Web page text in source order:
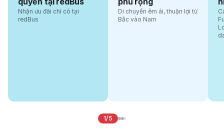
Nhận ưu đãi chỉ có tại
redBus
Di chuyển êm ái, thuận lợi từ
Bắc vào Nam
1/5